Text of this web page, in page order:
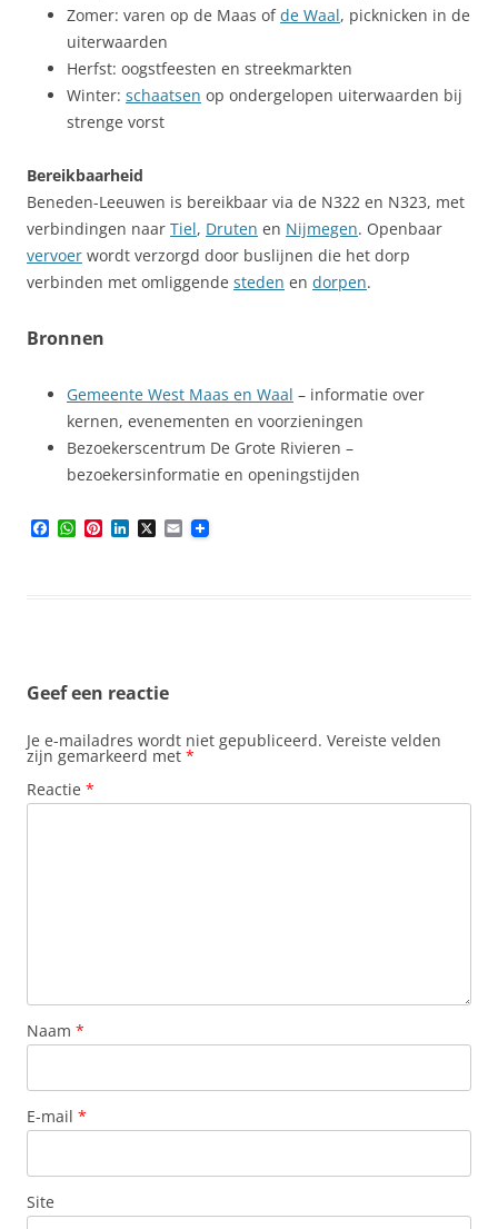
Zomer: varen op de Maas ofde Waal, picknicken in de
uiterwaarden
Herfst: oogstfeesten en streekmarkten
Winter: schaatsen op ondergelopen uiterwaarden bij
strenge vorst
Bereikbaarheid
Beneden-Leeuwen is bereikbaar via de N322 en N323, met
verbindingen naar Tiel, Druten en Nijmegen. Openbaar
vervoer wordt verzorgd door buslijnen die het dorp
verbinden met omliggende steden en dorpen.
Bronnen
Gemeente West Maas en Waal – informatie over
kernen, evenementen en voorzieningen
Bezoekerscentrum De Grote Rivieren –
bezoekersinformatie en openingstijden
W P X E
m
Geef een reactie
Je e-mailadres wordt niet gepubliceerd. Vereiste velden
zijn gemarkeerd met *
Reactie *
Naam *
E-mail *
Site